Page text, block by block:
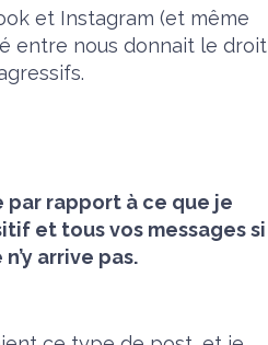
et Instagram (et même
entre nous donnait le droit
par rapport à ce que je
et tous vos messages si
arrive pas.